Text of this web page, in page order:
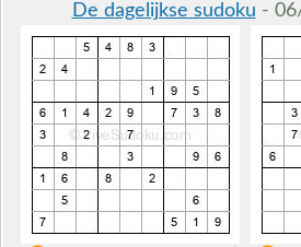
De dagelijkse sudoku -